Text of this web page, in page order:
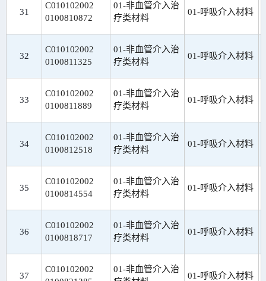
31
C010102002
0100810872
01-非血管介入治
疗类材料
01-呼吸介入材料
32
C010102002
0100811325
01-非血管介入治
疗类材料
01-呼吸介入材料
33
C010102002
0100811889
01-非血管介入治
疗类材料
01-呼吸介入材料
34
C010102002
0100812518
01-非血管介入治
疗类材料
01-呼吸介入材料
35
C010102002
0100814554
01-非血管介入治
疗类材料
01-呼吸介入材料
36
C010102002
0100818717
01-非血管介入治
疗类材料
01-呼吸介入材料
37
C010102002
01-非血管介入治
01-呼吸介入材料